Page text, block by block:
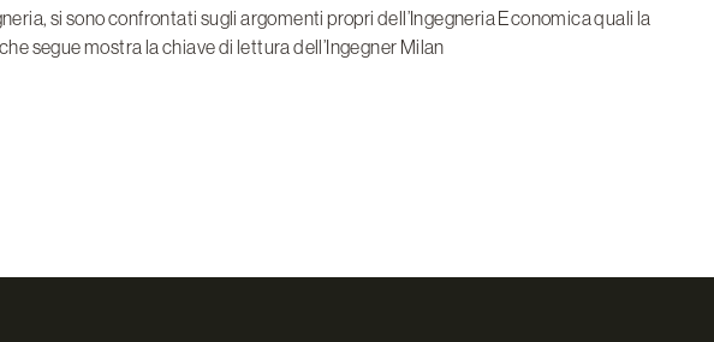
si sono confrontati sugli argomenti propri dell’Ingegneria Economica quali la
segue mostra la chiave di lettura dell’Ingegner Milan